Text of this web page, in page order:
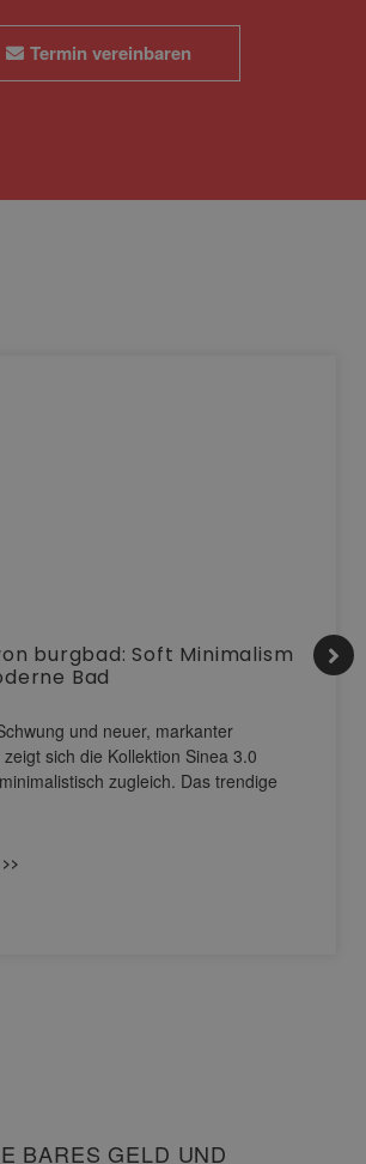
Termin vereinbaren
burgbad: Soft Minimalism
Bad
und neuer, markanter
sich die Kollektion Sinea 3.0
zugleich. Das trendige
BARES GELD UND